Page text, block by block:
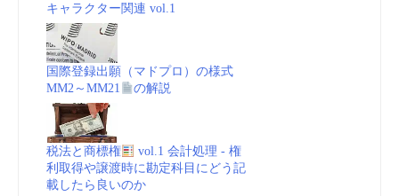
キャラクター関連 vol.1
国際登録出願（マドプロ）の様式
MM2～MM21
の解説
税法と商標権
vol.1 会計処理 - 権
利取得や譲渡時に勘定科目にどう記
載したら良いのか